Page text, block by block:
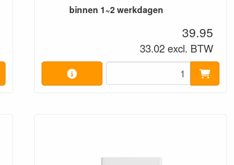
binnen 1~2 werkdagen
39.95
33.02 excl. BTW